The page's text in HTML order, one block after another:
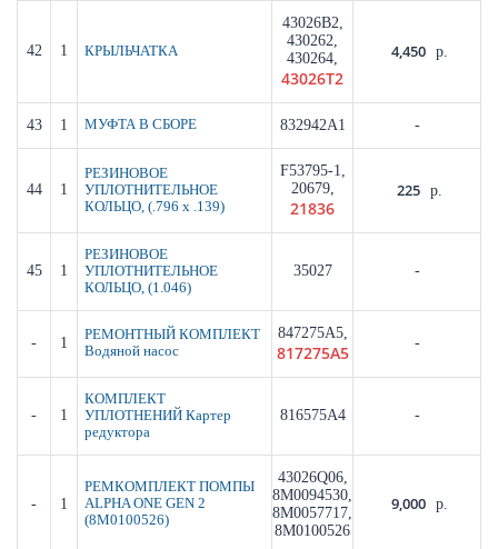
42 1 КРЫЛЬЧАТКА
43026B2,
430262,
430264,
43026T2
4,450 р.
43 1 МУФТА В СБОРЕ 832942A1 -
44 1
РЕЗИНОВОЕ
УПЛОТНИТЕЛЬНОЕ
КОЛЬЦО, (.796 x .139)
F53795-1,
20679,
21836
225 р.
45 1
РЕЗИНОВОЕ
УПЛОТНИТЕЛЬНОЕ
КОЛЬЦО, (1.046)
35027 -
- 1
РЕМОНТНЫЙ КОМПЛЕКТ
Водяной насос
847275A5,
817275A5 -
- 1
КОМПЛЕКТ
УПЛОТНЕНИЙ Картер
редуктора
816575A4 -
- 1
РЕМКОМПЛЕКТ ПОМПЫ
ALPHA ONE GEN 2
(8M0100526)
43026Q06,
8M0094530,
8M0057717,
8M0100526
9,000 р.